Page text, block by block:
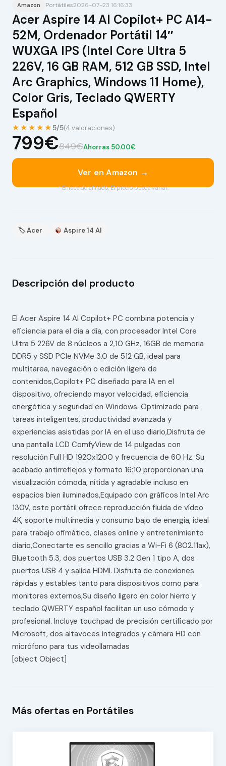
Amazon Portátiles2026-07-23 16:16:33
Acer Aspire 14 AI Copilot+ PC A14-
52M, Ordenador Portátil 14″
WUXGA IPS (Intel Core Ultra 5
226V, 16 GB RAM, 512 GB SSD, Intel
Arc Graphics, Windows 11 Home),
Color Gris, Teclado QWERTY
Español
★★★★★5/5(4 valoraciones)
799€849€Ahorras 50.00€
Ver en Amazon →
* Enlace de afiliado. El precio puede variar.
🏷 Acer Aspire 14 AI
Descripción del producto
El Acer Aspire 14 AI Copilot+ PC combina potencia y
eficiencia para el día a día, con procesador Intel Core
Ultra 5 226V de 8 núcleos a 2,10 GHz, 16GB de memoria
DDR5 y SSD PCIe NVMe 3.0 de 512 GB, ideal para
multitarea, navegación o edición ligera de
contenidos,Copilot+ PC diseñado para IA en el
dispositivo, ofreciendo mayor velocidad, eficiencia
energética y seguridad en Windows. Optimizado para
tareas inteligentes, productividad avanzada y
experiencias asistidas por IA en el uso diario,Disfruta de
una pantalla LCD ComfyView de 14 pulgadas con
resolución Full HD 1920x1200 y frecuencia de 60 Hz. Su
acabado antirreflejos y formato 16:10 proporcionan una
visualización cómoda, nítida y agradable incluso en
espacios bien iluminados,Equipado con gráficos Intel Arc
130V, este portátil ofrece reproducción fluida de vídeo
4K, soporte multimedia y consumo bajo de energía, ideal
para trabajo ofimático, clases online y entretenimiento
diario,Conectarte es sencillo gracias a Wi-Fi 6 (802.11ax),
Bluetooth 5.3, dos puertos USB 3.2 Gen 1 tipo A, dos
puertos USB 4 y salida HDMI. Disfruta de conexiones
rápidas y estables tanto para dispositivos como para
monitores externos,Su diseño ligero en color hierro y
teclado QWERTY español facilitan un uso cómodo y
profesional. Incluye touchpad de precisión certificado por
Microsoft, dos altavoces integrados y cámara HD con
micrófono para tus videollamadas
[object Object]
Más ofertas en Portátiles